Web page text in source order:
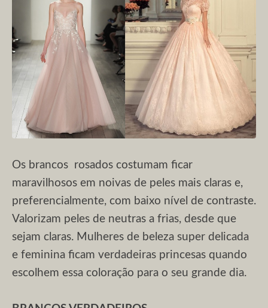
Os brancos rosados costumam ficar
maravilhosos em noivas de peles mais claras e,
preferencialmente, com baixo nível de contraste.
Valorizam peles de neutras a frias, desde que
sejam claras. Mulheres de beleza super delicada
e feminina ficam verdadeiras princesas quando
escolhem essa coloração para o seu grande dia.